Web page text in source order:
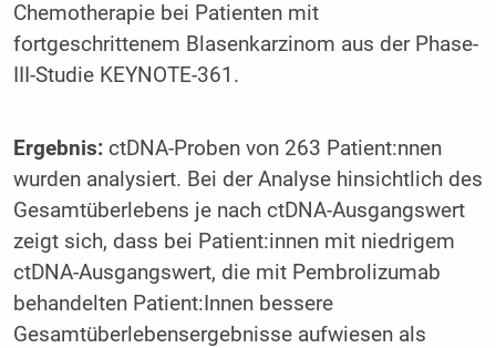
Chemotherapie bei Patienten mit
fortgeschrittenem Blasenkarzinom aus der Phase-
III-Studie KEYNOTE-361.
Ergebnis: ctDNA-Proben von 263 Patient:nnen
wurden analysiert. Bei der Analyse hinsichtlich des
Gesamtüberlebens je nach ctDNA-Ausgangswert
zeigt sich, dass bei Patient:innen mit niedrigem
ctDNA-Ausgangswert, die mit Pembrolizumab
behandelten Patient:Innen bessere
Gesamtüberlebensergebnisse aufwiesen als